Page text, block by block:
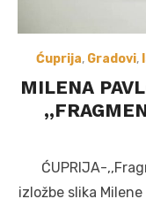
Ćuprija, Gradovi,
MILENA
ĆUPRIJA-
izložbe slika